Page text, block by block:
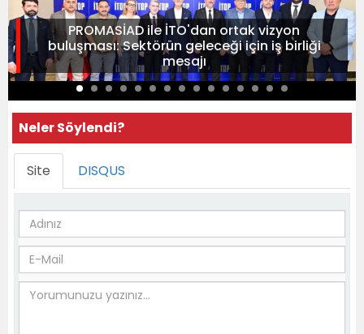
PROMASİAD ile İTO'dan ortak vizyon
buluşması: Sektörün geleceği için iş birliği
mesajı
Neler Söylendi?
Site DISQUS